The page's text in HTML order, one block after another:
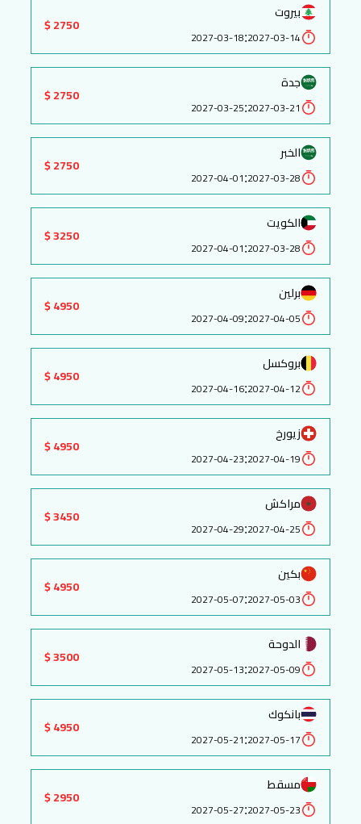
بيروت
2027-03-14
:
2027-03-18
2750 $
جدة
2027-03-21
:
2027-03-25
2750 $
الخبر
2027-03-28
:
2027-04-01
2750 $
الكويت
2027-03-28
:
2027-04-01
3250 $
برلين
2027-04-05
:
2027-04-09
4950 $
بروكسل
2027-04-12
:
2027-04-16
4950 $
زيورخ
2027-04-19
:
2027-04-23
4950 $
مراكش
2027-04-25
:
2027-04-29
3450 $
بكين
2027-05-03
:
2027-05-07
4950 $
الدوحة
2027-05-09
:
2027-05-13
3500 $
بانكوك
2027-05-17
:
2027-05-21
4950 $
مسقط
2027-05-23
:
2027-05-27
2950 $